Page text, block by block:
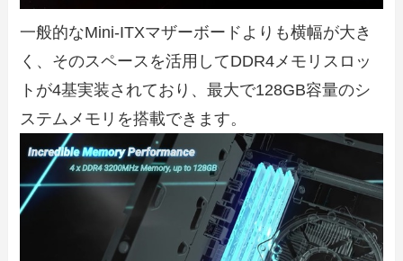
一般的なMini-ITXマザーボードよりも横幅が大き
く、そのスペースを活用してDDR4メモリスロッ
トが4基実装されており、最大で128GB容量のシ
ステムメモリを搭載できます。